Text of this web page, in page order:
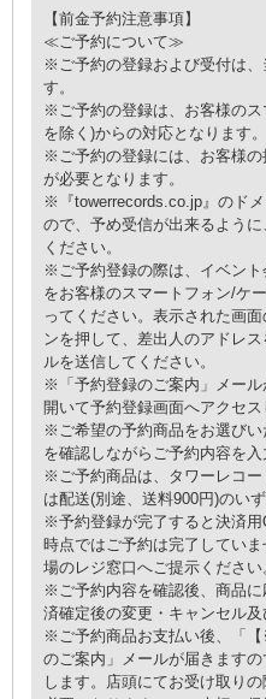
【前金予約注意事項】
≪ご予約について≫
※ご予約の登録および受付は
す。
※ご予約の登録は、お客様の
を除く)からの対応となります。
※ご予約の登録には、お客様
が必要となります。
※『towerrecords.co.jp』のド
ので、予め受信が出来るよう
ください。
※ご予約登録の際は、イベン
をお客様のスマートフォン/ケ
ってください。表示された画
ンを押して、差出人のアドレ
ルを送信してください。
※「予約登録のご案内」メー
開いて予約登録画面へアクセス
※ご希望の予約商品をお選び
を確認しながらご予約内容を入
※ご予約商品は、タワーレコー
は配送(別途、送料900円)のい
※予約登録が完了すると決済
時点ではご予約は完了してい
場のレジ窓口へご提示ください
※ご予約内容を確認後、商品
済確定後の変更・キャンセル及
※ご予約商品お支払い後、「
のご案内」メールが届きます
します。店頭にてお受け取り